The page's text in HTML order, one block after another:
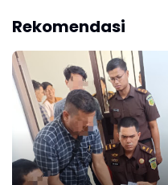
Rekomendasi